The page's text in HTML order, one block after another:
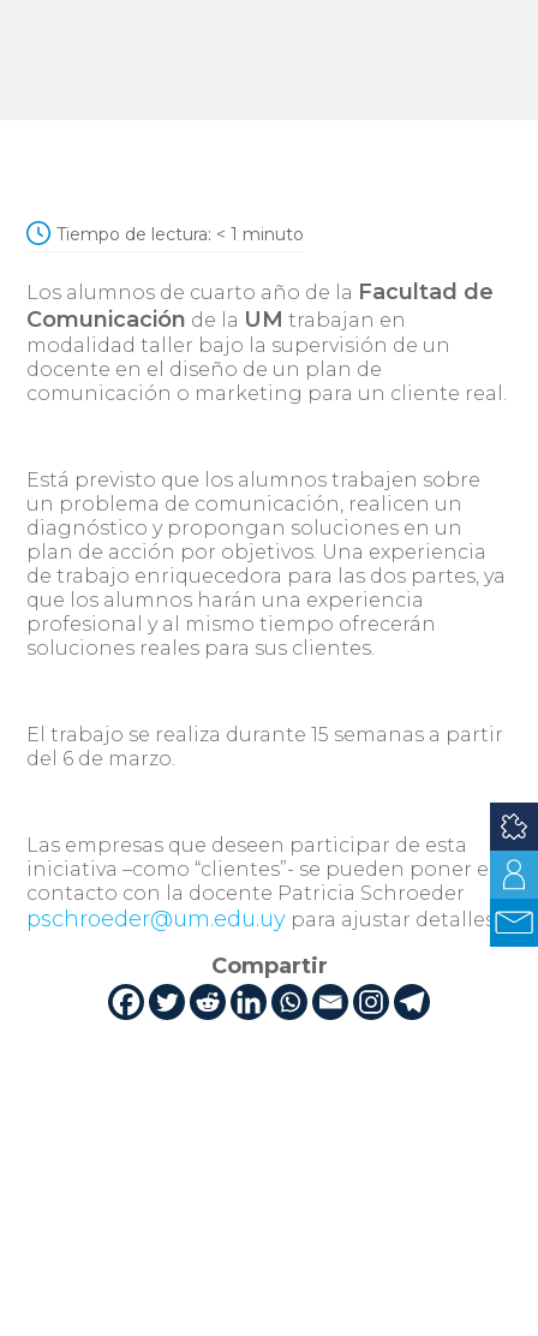
Tiempo de lectura: < 1 minuto
Los alumnos de cuarto año de la Facultad de
Comunicación de la UM trabajan en
modalidad taller bajo la supervisión de un
docente en el diseño de un plan de
comunicación o marketing para un cliente real.
Está previsto que los alumnos trabajen sobre
un problema de comunicación, realicen un
diagnóstico y propongan soluciones en un
plan de acción por objetivos. Una experiencia
de trabajo enriquecedora para las dos partes, ya
que los alumnos harán una experiencia
profesional y al mismo tiempo ofrecerán
soluciones reales para sus clientes.
El trabajo se realiza durante 15 semanas a partir
del 6 de marzo.
Las empresas que deseen participar de esta
iniciativa –como “clientes”- se pueden poner en
contacto con la docente Patricia Schroeder
pschroeder@um.edu.uy para ajustar detalles.
Compartir